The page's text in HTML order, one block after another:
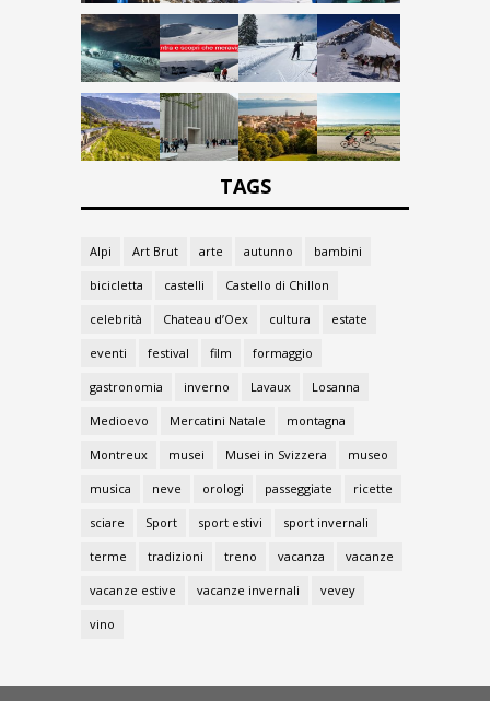
TAGS
Alpi Art Brut arte autunno bambini
bicicletta castelli Castello di Chillon
celebrità Chateau d’Oex cultura estate
eventi festival film formaggio
gastronomia inverno Lavaux Losanna
Medioevo Mercatini Natale montagna
Montreux musei Musei in Svizzera museo
musica neve orologi passeggiate ricette
sciare Sport sport estivi sport invernali
terme tradizioni treno vacanza vacanze
vacanze estive vacanze invernali vevey
vino